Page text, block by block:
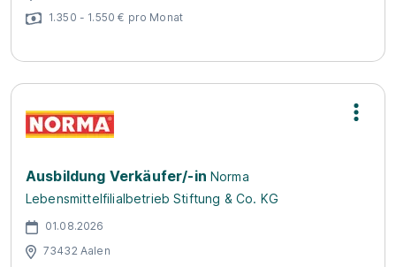
1.350 - 1.550 € pro Monat
Ausbildung Verkäufer/-in Norma
Lebensmittelfilialbetrieb Stiftung & Co. KG
01.08.2026
73432 Aalen